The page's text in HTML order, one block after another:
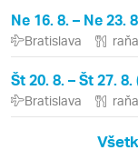
Ne 16. 8. – Ne 23.
Bratislava
Št 20. 8. – Št 27. 8.
Bratislava